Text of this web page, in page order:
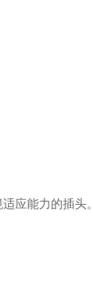
应能力的插头。